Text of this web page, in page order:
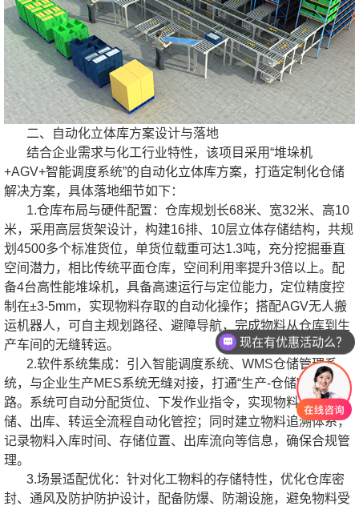
二、自动化立体库方案设计与落地
结合企业需求与化工行业特性，该项目采用“堆垛机
+AGV+智能调度系统”的自动化立体库方案，打造定制化仓储
解决方案，具体落地细节如下：
1.仓库布局与硬件配置：仓库规划长68米、宽32米、高10
米，采用高层货架设计，构建16排、10层立体存储结构，共规
划4500多个标准货位，单货位载重可达1.3吨，充分挖掘垂直
空间潜力，相比传统平面仓库，空间利用率提升3倍以上。配
备4台高性能堆垛机，具备高速运行与定位能力，定位精度控
制在±3-5mm，实现物料存取的自动化操作；搭配AGV无人搬
运机器人，可自主规划路径、避障导航，完成物料从仓库到生
产车间的无缝转运。
2.软件系统集成：引入智能调度系统、WMS仓储管理系
统，与企业生产MES系统无缝对接，打通“生产-仓储”数据链
路。系统可自动分配货位、下发作业指令，实现物料入库、存
储、出库、转运全流程自动化管控；同时建立物料追溯体系，
记录物料入库时间、存储位置、出库流向等信息，确保合规管
理。
3.场景适配优化：针对化工物料的存储特性，优化仓库密
封、通风及防护防护设计，配备防爆、防潮设施，避免物料受
现在有优惠活动么？